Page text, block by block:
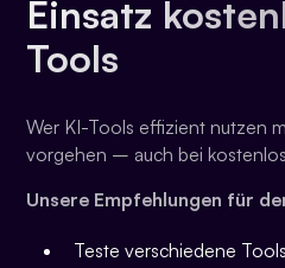
Einsatz
Tools
Wer KI-Tools effizient nutzen
vorgehen – auch bei
Unsere Empfehlungen für
Teste verschiedene